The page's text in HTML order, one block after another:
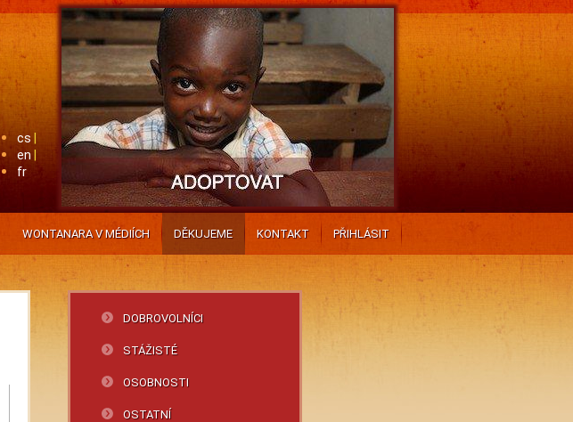
cs
en
fr
WONTANARA V MÉDIÍCH DĚKUJEME KONTAKT PŘIHLÁSIT
DOBROVOLNÍCI
STÁŽISTÉ
OSOBNOSTI
OSTATNÍ